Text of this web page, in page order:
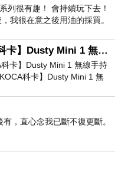
很有趣！ 會持續玩下去！
我很在意之後用油的採買。
愛
開箱｜【KOCA科卡】Dusty Mini 1 無線手持吸塵器
卡】Dusty Mini 1 無線手持
科卡】Dusty Mini 1 無
吸、能吹兼具兩
，直心念我已斷不復更斷。